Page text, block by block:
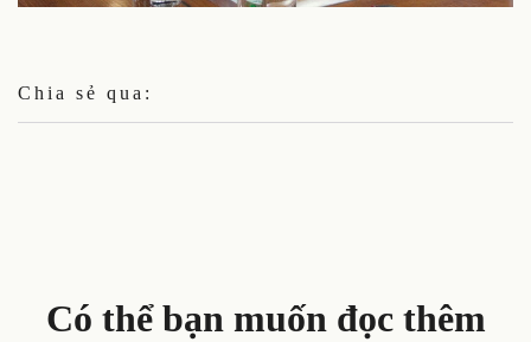
Chia sẻ qua:
Có thể bạn muốn đọc thêm